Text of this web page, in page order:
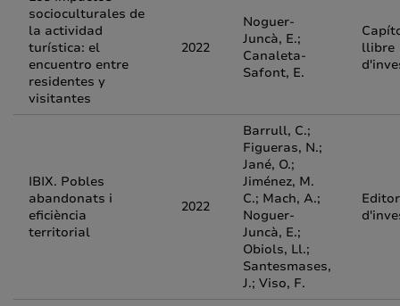
socioculturales de
la actividad
turística: el
encuentro entre
residentes y
visitantes
2022
Noguer-
Juncà, E.;
Canaleta-
Safont, E.
llibre
IBIX. Pobles
abandonats i
eficiència
territorial
2022
Barrull, C.;
Figueras, N.;
Jané, O.;
Jiménez, M.
C.; Mach, A.;
Noguer-
Juncà, E.;
Obiols, Ll.;
Santesmases,
J.; Viso, F.